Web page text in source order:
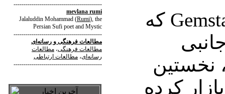
--------------------------------------------
mevlana rumi
Jalaluddin Mohammad (Rumi), the
Persian Sufi poet and Mystic
--------------------------------------------
مطالعات فرهنگی و رسانه‌ای
مطالعات فرهنگی، مطالعات
رسانه‌ای، مطالعات ارتباطی
--------------------------------------------
شرکت Gemsta Technology که
نخستین
کرده